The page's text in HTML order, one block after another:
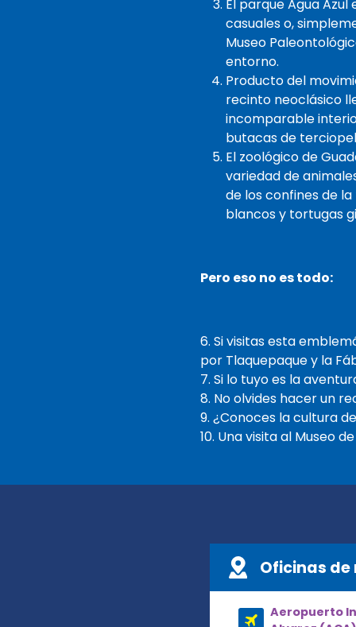
El parque Agua
casuales o,
Museo
entorno.
Producto del
recinto neoclásico
incomparable
butacas de
El zoológico de
variedad de
de los confines de
blancos y tortugas
Pero eso no es todo:
6. Si visitas esta
por Tlaquepaque y la
7. Si lo tuyo es la
8. No olvides hacer un
9. ¿Conoces la cultura
10. Una visita al Museo
Oficinas
Aeropuerto